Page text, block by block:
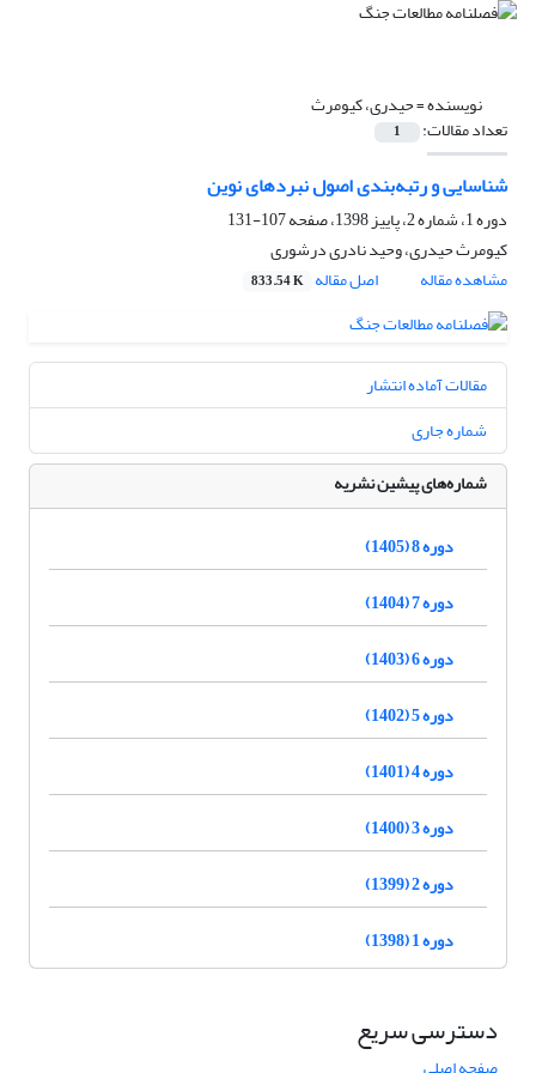
نویسنده =حیدری، کیومرث
تعداد مقالات: 1
شناسایی و رتبه‌بندی اصول نبردهای نوین
دوره 1، شماره 2، پاییز 1398، صفحه
107-131
کیومرث حیدری، وحید نادری درشوری
مشاهده مقاله
اصل مقاله 833.54 K
مقالات آماده انتشار
شماره جاری
شماره‌های پیشین نشریه
دوره 8 (1405)
دوره 7 (1404)
دوره 6 (1403)
دوره 5 (1402)
دوره 4 (1401)
دوره 3 (1400)
دوره 2 (1399)
دوره 1 (1398)
دسترسی سریع